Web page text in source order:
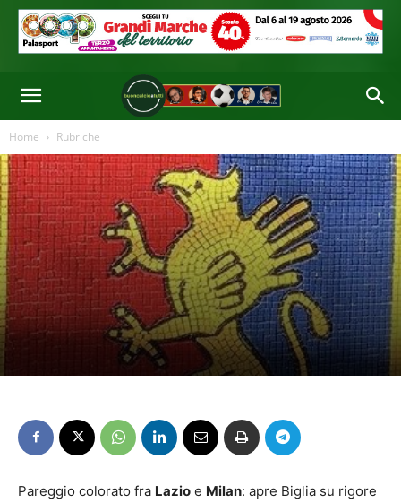
Home Rubriche
Pareggio colorato fra Lazio e Milan: apre Biglia su rigore